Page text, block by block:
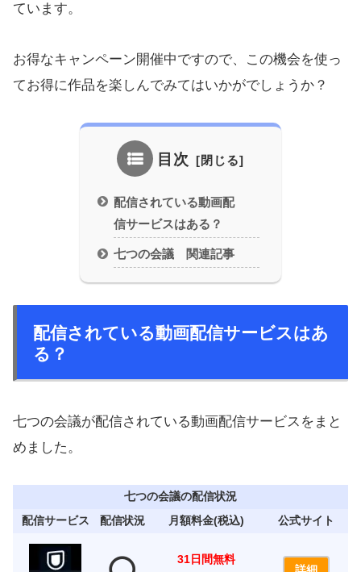
ています。
お得なキャンペーン開催中ですので、この機会を使っ
てお得に作品を楽しんでみてはいかがでしょうか？
目次
配信されている動画配
信サービスはある？
七つの会議 関連記事
配信されている動画配信サービスはあ
る？
七つの会議が配信されている動画配信サービスをまと
めました。
七つの会議の配信状況
配信サービス
配信状況 月額料金(税込) 公式サイト
31日間無料